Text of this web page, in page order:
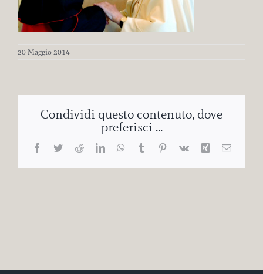
20 Maggio 2014
Condividi questo contenuto, dove
preferisci ...
Facebook
TwitterRedditLinkedInWhatsApp
TumblrPinterest
Vk Xing Email